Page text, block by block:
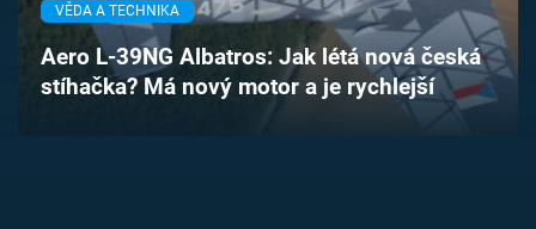
Časopis
Sledujte prima+
VĚDA A TECHNIKA
Aero L-39NG Albatros: Jak létá nová česká
stíhačka? Má nový motor a je rychlejší